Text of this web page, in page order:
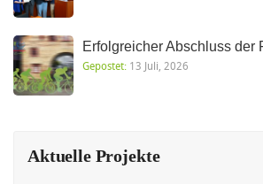
Erfolgreicher Abschluss der
Gepostet: 13 Juli, 2026
Aktuelle Projekte